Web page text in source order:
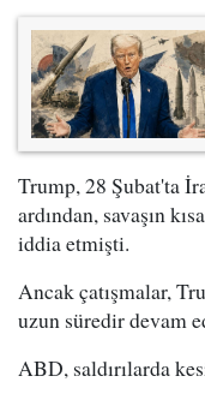
Trump, 28 Şubat'ta
ardından, savaşın
iddia etmişti.
Ancak çatışmalar,
uzun süredir devam
ABD, saldırılarda